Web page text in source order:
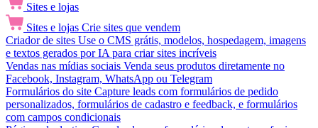
Sites e lojas
Sites e lojas Crie sites que vendem
Criador de sites Use o CMS grátis, modelos, hospedagem, imagens
e textos gerados por IA para criar sites incríveis
Vendas nas mídias sociais Venda seus produtos diretamente no
Facebook, Instagram, WhatsApp ou Telegram
Formulários do site Capture leads com formulários de pedido
personalizados, formulários de cadastro e feedback, e formulários
com campos condicionais